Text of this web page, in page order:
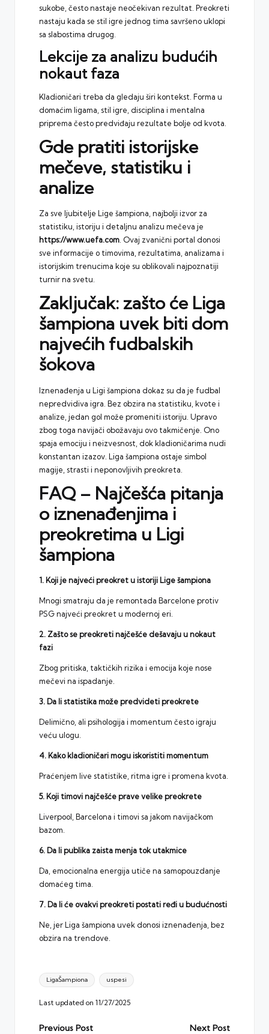
sukobe, često nastaje neočekivan rezultat. Preokreti
nastaju kada se stil igre jednog tima savršeno uklopi
sa slabostima drugog.
Lekcije za analizu budućih
nokaut faza
Kladioničari treba da gledaju širi kontekst. Forma u
domaćim ligama, stil igre, disciplina i mentalna
priprema često predviđaju rezultate bolje od kvota.
Gde pratiti istorijske
mečeve, statistiku i
analize
Za sve ljubitelje Lige šampiona, najbolji izvor za
statistiku, istoriju i detaljnu analizu mečeva je
https://www.uefa.com. Ovaj zvanični portal donosi
sve informacije o timovima, rezultatima, analizama i
istorijskim trenucima koje su oblikovali najpoznatiji
turnir na svetu.
Zaključak: zašto će Liga
šampiona uvek biti dom
najvećih fudbalskih
šokova
Iznenađenja u Ligi šampiona dokaz su da je fudbal
nepredvidiva igra. Bez obzira na statistiku, kvote i
analize, jedan gol može promeniti istoriju. Upravo
zbog toga navijači obožavaju ovo takmičenje. Ono
spaja emociju i neizvesnost, dok kladioničarima nudi
konstantan izazov. Liga šampiona ostaje simbol
magije, strasti i neponovljivih preokreta.
FAQ – Najčešća pitanja
o iznenađenjima i
preokretima u Ligi
šampiona
1. Koji je najveći preokret u istoriji Lige šampiona
Mnogi smatraju da je remontada Barcelone protiv
PSG najveći preokret u modernoj eri.
2. Zašto se preokreti najčešće dešavaju u nokaut
fazi
Zbog pritiska, taktičkih rizika i emocija koje nose
mečevi na ispadanje.
3. Da li statistika može predvideti preokrete
Delimično, ali psihologija i momentum često igraju
veću ulogu.
4. Kako kladioničari mogu iskoristiti momentum
Praćenjem live statistike, ritma igre i promena kvota.
5. Koji timovi najčešće prave velike preokrete
Liverpool, Barcelona i timovi sa jakom navijačkom
bazom.
6. Da li publika zaista menja tok utakmice
Da, emocionalna energija utiče na samopouzdanje
domaćeg tima.
7. Da li će ovakvi preokreti postati ređi u budućnosti
Ne, jer Liga šampiona uvek donosi iznenađenja, bez
obzira na trendove.
Tags:
LigaŠampiona uspesi
Last updated on 11/27/2025
Previous Post Next Post